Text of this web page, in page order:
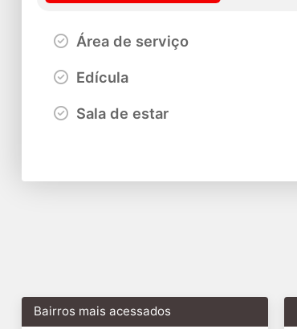
Área de serviço
Edícula
Sala de estar
Bairros mais acessados